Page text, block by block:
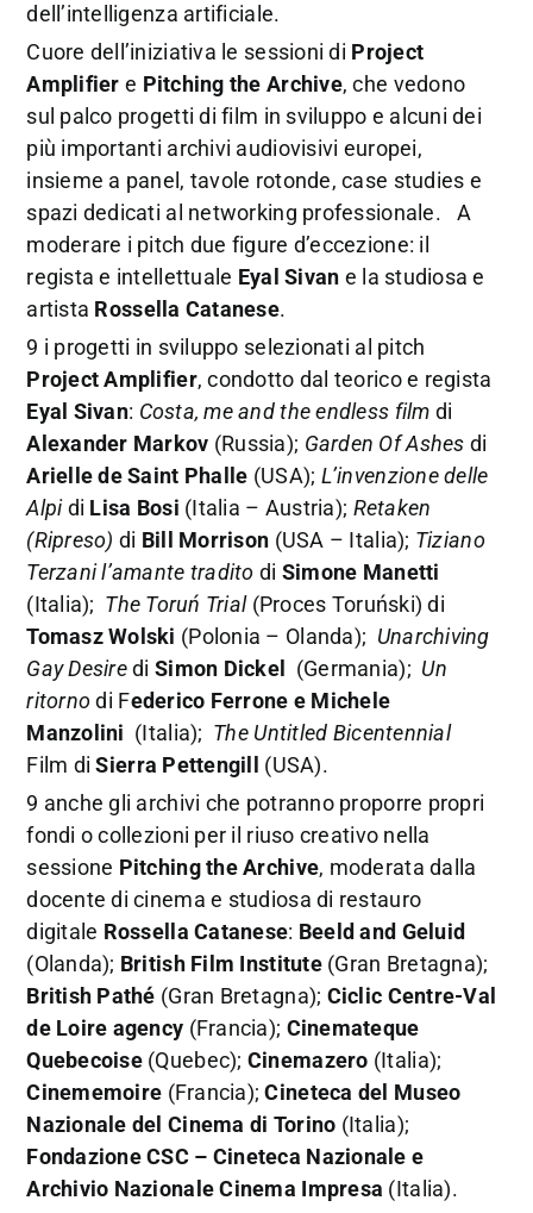
dell’intelligenza artificiale.
Cuore dell’iniziativa le sessioni di Project
Amplifier e Pitching the Archive, che vedono
sul palco progetti di film in sviluppo e alcuni dei
più importanti archivi audiovisivi europei,
insieme a panel, tavole rotonde, case studies e
spazi dedicati al networking professionale.
A
moderare i pitch due figure d’eccezione: il
regista e intellettuale Eyal Sivan e la studiosa e
artista Rossella Catanese.
9 i progetti in sviluppo selezionati al pitch
Project Amplifier, condotto dal teorico e regista
Eyal Sivan: Costa, me and the endless film di
Alexander Markov (Russia); Garden Of Ashes di
Arielle de Saint Phalle (USA); L’invenzione delle
Alpidi Lisa Bosi (Italia – Austria); Retaken
(Ripreso) di Bill Morrison (USA – Italia); Tiziano
Terzani l’amante tradito di Simone Manetti
(Italia); The Toruń Trial(Proces Toruński) di
Tomasz Wolski (Polonia – Olanda); Unarchiving
Gay DesirediSimon Dickel (Germania); Un
ritornodi Federico Ferrone e Michele
Manzolini (Italia); The Untitled Bicentennial
Film diSierra Pettengill (USA).
9 anche gli archivi che potranno proporre propri
fondi o collezioni per il riuso creativo nella
sessione Pitching the Archive, moderata dalla
docente di cinema e studiosa di restauro
digitale Rossella Catanese: Beeld and Geluid
(Olanda); British Film Institute(Gran Bretagna);
British Pathé (Gran Bretagna); Ciclic Centre-Val
de Loire agency (Francia); Cinemateque
Quebecoise(Quebec); Cinemazero (Italia);
Cinememoire (Francia);Cineteca del Museo
Nazionale del Cinema di Torino (Italia);
Fondazione CSC – Cineteca Nazionale e
Archivio Nazionale Cinema Impresa (Italia).